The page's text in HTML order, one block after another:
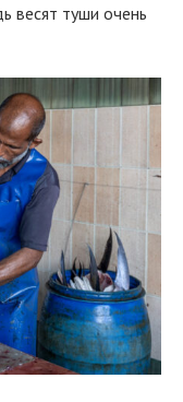
весят туши очень